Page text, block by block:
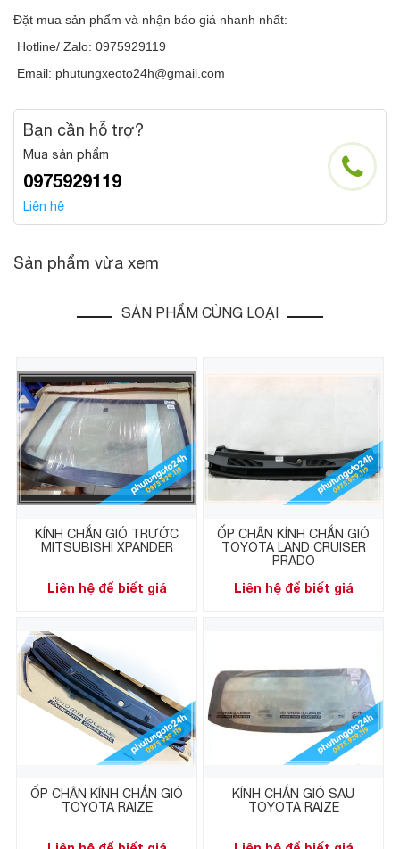
Đặt mua sản phẩm và nhận báo giá nhanh nhất:
Hotline/ Zalo: 0975929119
Email: phutungxeoto24h@gmail.com
Bạn cần hỗ trợ?
Mua sản phẩm
0975929119
Liên hệ
Sản phẩm vừa xem
SẢN PHẨM CÙNG LOẠI
KÍNH CHẮN GIÓ TRƯỚC
MITSUBISHI XPANDER
Liên hệ để biết giá
ỐP CHÂN KÍNH CHẮN GIÓ
TOYOTA LAND CRUISER
PRADO
Liên hệ để biết giá
ỐP CHÂN KÍNH CHẮN GIÓ
TOYOTA RAIZE
KÍNH CHẮN GIÓ SAU
TOYOTA RAIZE